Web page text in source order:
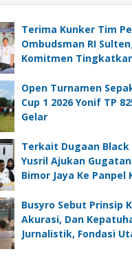
Terima Kunker Tim
Ombudsman RI
Komitmen
Mal Administrasi
Open Turnamen
Cup 1 2026 Yonif TP
Gelar
Terkait Dugaan Black
Yusril Ajukan
Bimor Jaya Ke Panpel
Busyro Sebut Prinsip
Akurasi, Dan
Jurnalistik, Fondasi Utama Bangun